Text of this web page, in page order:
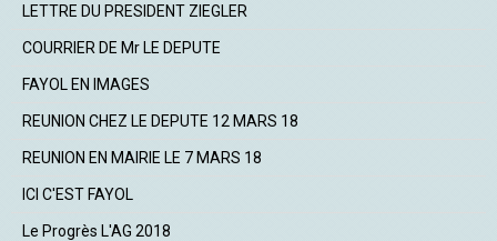
LETTRE DU PRESIDENT ZIEGLER
COURRIER DE Mr LE DEPUTE
FAYOL EN IMAGES
REUNION CHEZ LE DEPUTE 12 MARS 18
REUNION EN MAIRIE LE 7 MARS 18
ICI C'EST FAYOL
Le Progrès L'AG 2018